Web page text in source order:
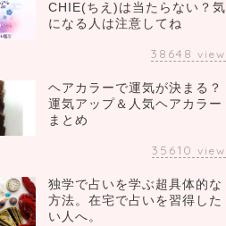
CHIE(ちえ)は当たらない？気
になる人は注意してね
38648 view
ヘアカラーで運気が決まる？
運気アップ＆人気ヘアカラー
まとめ
35610 view
独学で占いを学ぶ超具体的な
方法。在宅で占いを習得した
い人へ。